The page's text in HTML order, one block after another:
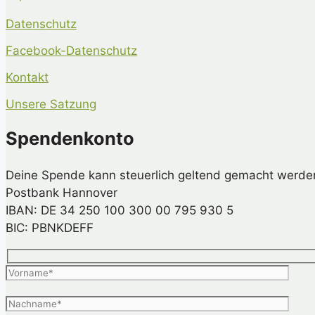
Datenschutz
Facebook-Datenschutz
Kontakt
Unsere Satzung
Spendenkonto
Deine Spende kann steuerlich geltend gemacht
Postbank Hannover
IBAN: DE 34 250 100 300 00 795 930 5
BIC: PBNKDEFF